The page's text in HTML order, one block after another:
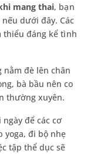
mang thai, bạn
dưới đây. Các
thiểu đáng kể tình
nằm đè lên chân
bà bầu nên co
thường xuyên.
để các cơ
yoga, đi bộ nhẹ
tập thể dục sẽ